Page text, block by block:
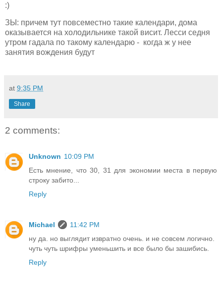
:)
ЗЫ: причем тут повсеместно такие календари, дома
оказывается на холодильнике такой висит. Лесси седня
утром гадала по такому календарю - когда ж у нее
занятия вождения будут
at 9:35 PM
Share
2 comments:
Unknown 10:09 PM
Есть мнение, что 30, 31 для экономии места в первую
строку забито...
Reply
Michael
11:42 PM
ну да. но выглядит извратно очень. и не совсем логично.
чуть чуть шрифры уменьшить и все было бы зашибись.
Reply